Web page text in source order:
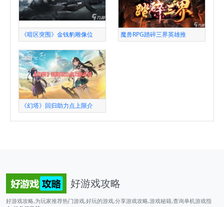
《暗区突围》金钱豹雕像位 魔兽RPG踏碎三界英雄推
《幻塔》回归助力点上限介
好游戏攻略
好游戏攻略,为玩家推荐热门游戏,好玩的游戏,分享游戏攻略,游戏秘籍,查询单机游戏指